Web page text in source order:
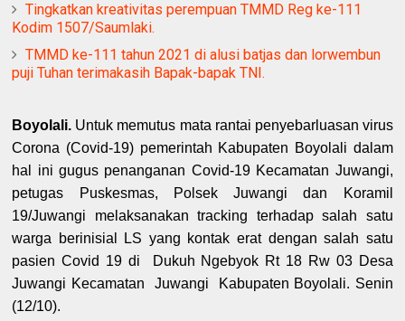
Tingkatkan kreativitas perempuan TMMD Reg ke-111
Kodim 1507/Saumlaki.
TMMD ke-111 tahun 2021 di alusi batjas dan lorwembun
puji Tuhan terimakasih Bapak-bapak TNI.
Boyolali. Untuk memutus mata rantai penyebarluasan virus
Corona (Covid-19) pemerintah Kabupaten Boyolali dalam
hal ini gugus penanganan Covid-19 Kecamatan Juwangi,
petugas Puskesmas, Polsek Juwangi dan Koramil
19/Juwangi melaksanakan tracking terhadap salah satu
warga berinisial LS yang kontak erat dengan salah satu
pasien Covid 19 di Dukuh Ngebyok Rt 18 Rw 03 Desa
Juwangi Kecamatan Juwangi Kabupaten Boyolali. Senin
(12/10).